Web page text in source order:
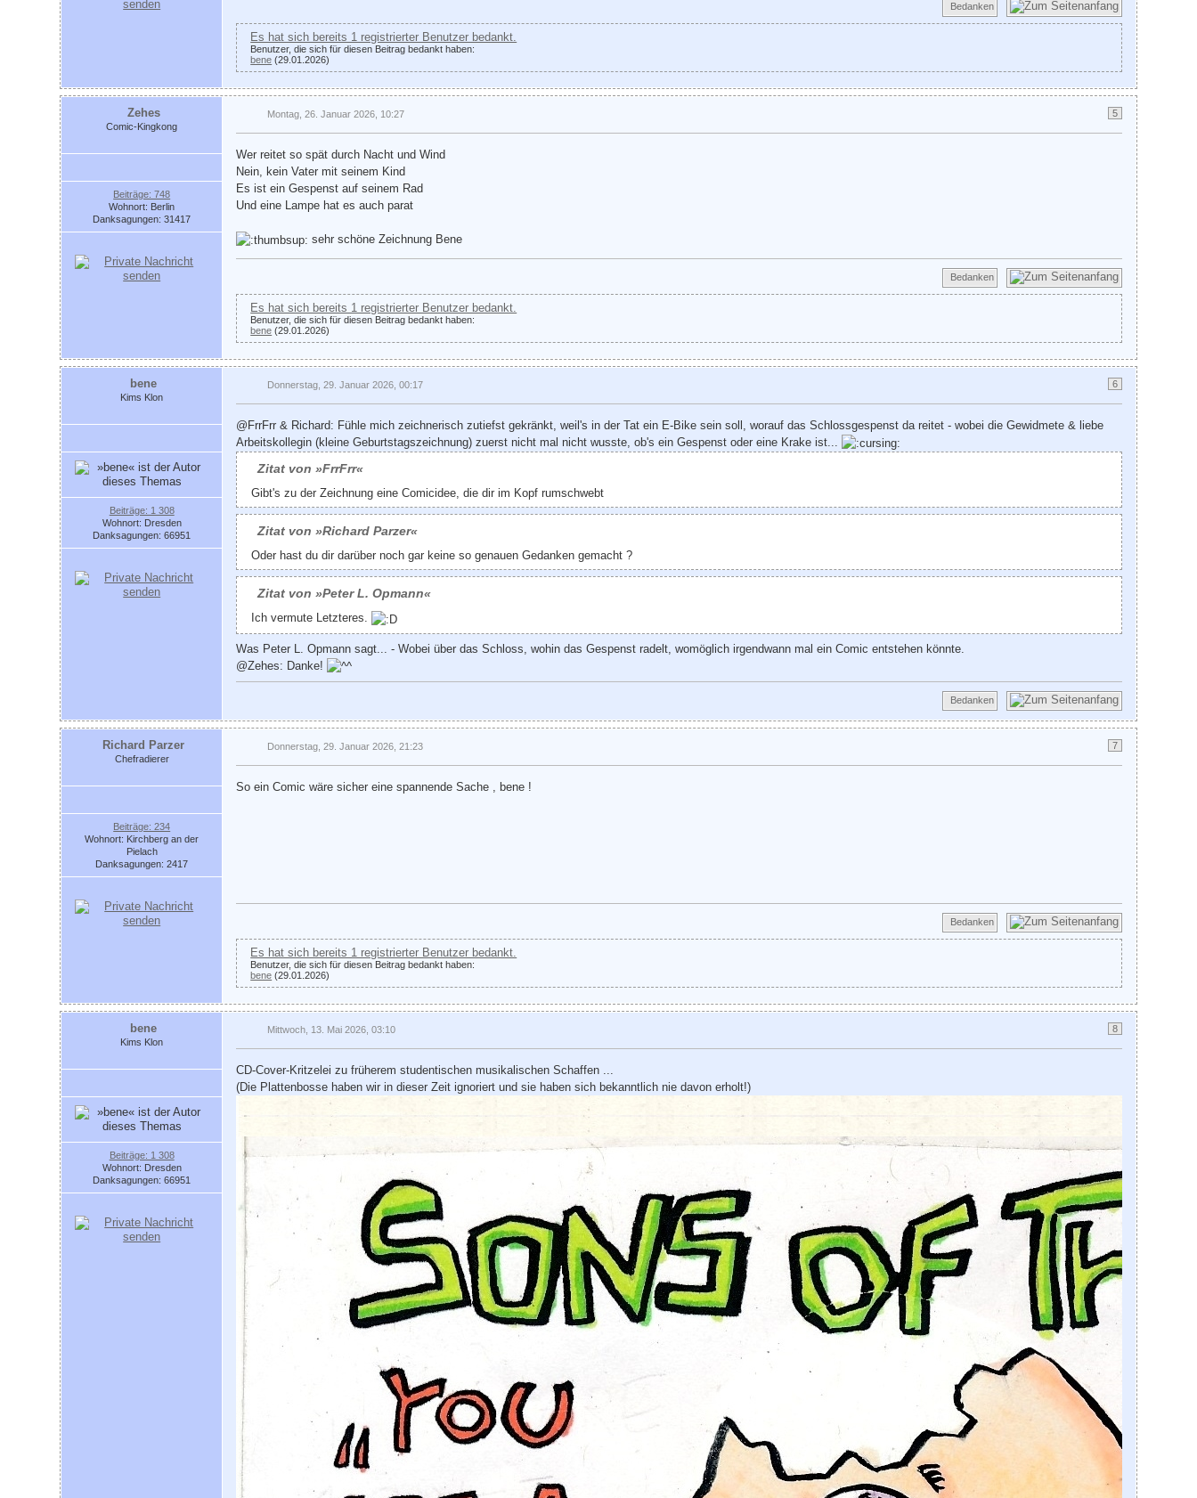
Bedanken
Es hat sich bereits 1 registrierter Benutzer bedankt.
Benutzer, die sich für diesen Beitrag bedankt haben:
bene (29.01.2026)
Zehes
Comic-Kingkong
Beiträge: 748
Wohnort: Berlin
Danksagungen: 31417
5
Montag, 26. Januar 2026, 10:27
Wer reitet so spät durch Nacht und Wind
Nein, kein Vater mit seinem Kind
Es ist ein Gespenst auf seinem Rad
Und eine Lampe hat es auch parat
sehr schöne Zeichnung Bene
Bedanken
Es hat sich bereits 1 registrierter Benutzer bedankt.
Benutzer, die sich für diesen Beitrag bedankt haben:
bene (29.01.2026)
bene
Kims Klon
Beiträge: 1 308
Wohnort: Dresden
Danksagungen: 66951
6
Donnerstag, 29. Januar 2026, 00:17
@FrrFrr & Richard: Fühle mich zeichnerisch zutiefst gekränkt, weil's in der Tat ein E-Bike sein soll, worauf das Schlossgespenst da reitet - wobei die Gewidmete & liebe
Arbeitskollegin (kleine Geburtstagszeichnung) zuerst nicht mal nicht wusste, ob's ein Gespenst oder eine Krake ist...
Zitat von »FrrFrr«
Gibt's zu der Zeichnung eine Comicidee, die dir im Kopf rumschwebt
Zitat von »Richard Parzer«
Oder hast du dir darüber noch gar keine so genauen Gedanken gemacht ?
Zitat von »Peter L. Opmann«
Ich vermute Letzteres.
Was Peter L. Opmann sagt... - Wobei über das Schloss, wohin das Gespenst radelt, womöglich irgendwann mal ein Comic entstehen könnte.
@Zehes: Danke!
Bedanken
Richard Parzer
Chefradierer
Beiträge: 234
Wohnort: Kirchberg an der
Pielach
Danksagungen: 2417
7
Donnerstag, 29. Januar 2026, 21:23
So ein Comic wäre sicher eine spannende Sache , bene !
Bedanken
Es hat sich bereits 1 registrierter Benutzer bedankt.
Benutzer, die sich für diesen Beitrag bedankt haben:
bene (29.01.2026)
bene
Kims Klon
Beiträge: 1 308
Wohnort: Dresden
Danksagungen: 66951
8
Mittwoch, 13. Mai 2026, 03:10
CD-Cover-Kritzelei zu früherem studentischen musikalischen Schaffen ...
(Die Plattenbosse haben wir in dieser Zeit ignoriert und sie haben sich bekanntlich nie davon erholt!)